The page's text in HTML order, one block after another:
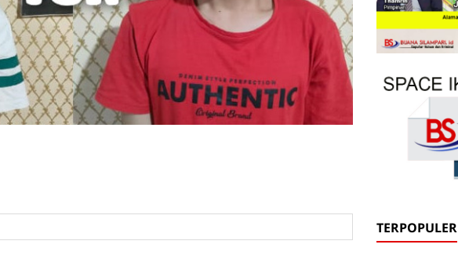
TERPOPULER